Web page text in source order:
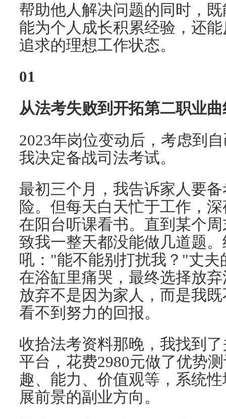
帮助他人解决问题的同时，
能为个人成长积累经验，还
追求的理想工作状态。
01
从法考失败到开拓第二职业曲
2023年岗位变动后，考虑到
我决定备战司法考试。
最初三个月，我告诉家人要
险。但每天白天忙于工作，
在阳台听课看书。直到某个
致我一整天都没能做几道题
吼："能不能别打扰我？"丈夫
在浴缸里痛哭，最终选择放
放弃不是因为家人，而是我
看不到努力的回报。
收拾法考资料那晚，我找到
平台，花费2980元做了优势
趣、能力、价值观等，系统
展前景的副业方向。